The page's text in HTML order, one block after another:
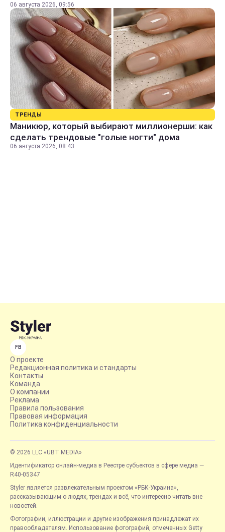
06 августа 2026, 09:56
ТРЕНДЫ
Маникюр, который выбирают миллионерши: как
сделать трендовые "голые ногти" дома
06 августа 2026, 08:43
FB
О проекте
Редакционная политика и стандарты
Контакты
Команда
О компании
Реклама
Правила пользования
Правовая информация
Политика конфиденциальности
© 2026 LLC «UBT MEDIA»
Идентификатор онлайн-медиа в Реестре субъектов в сфере медиа —
R40-05347
Styler является развлекательным проектом «РБК-Украина»,
рассказывающим о людях, трендах и всё, что интересно читать вне
новостей.
Фотографии, иллюстрации и другие изображения принадлежат их
правообладателям. Использование фотографий, отмеченных Getty